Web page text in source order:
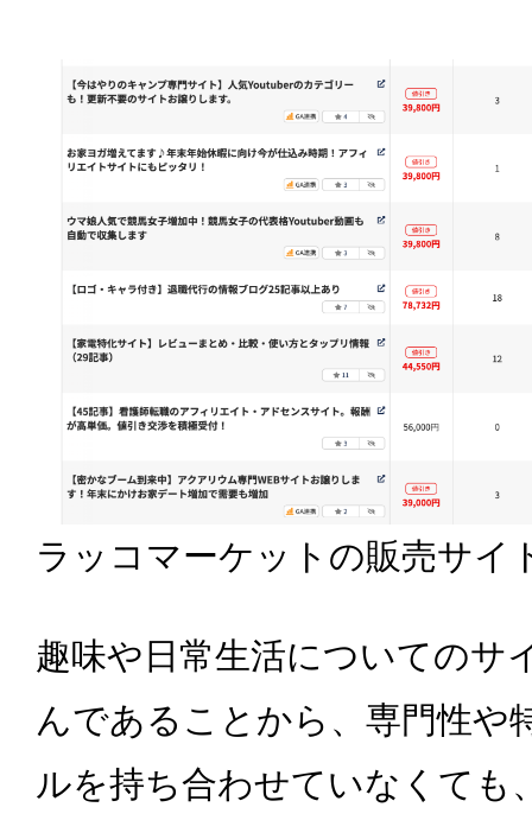
ラッコマーケットの販売サイ
趣味や日常生活についてのサ
んであることから、専門性や
ルを持ち合わせていなくても